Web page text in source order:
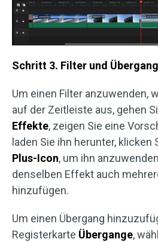
Schritt 3. Filter und
Um einen Filter anzuwenden,
auf der Zeitleiste aus, gehen
Effekte, zeigen Sie eine
laden Sie ihn herunter, klicken
Plus-Icon, um ihn
denselben Effekt auch
hinzufügen.
Um einen Übergang
Registerkarte Übergange,